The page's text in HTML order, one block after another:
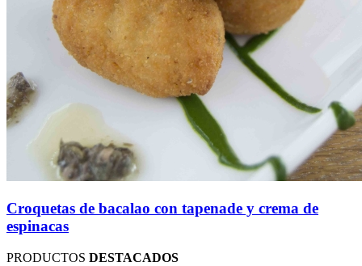
Croquetas de bacalao con tapenade y crema de
espinacas
PRODUCTOS DESTACADOS